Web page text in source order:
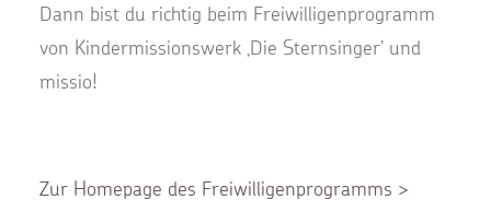
Dann bist du richtig beim Freiwilligenprogramm
von Kindermissionswerk ‚Die Sternsinger’ und
missio!
Zur Homepage des Freiwilligenprogramms >